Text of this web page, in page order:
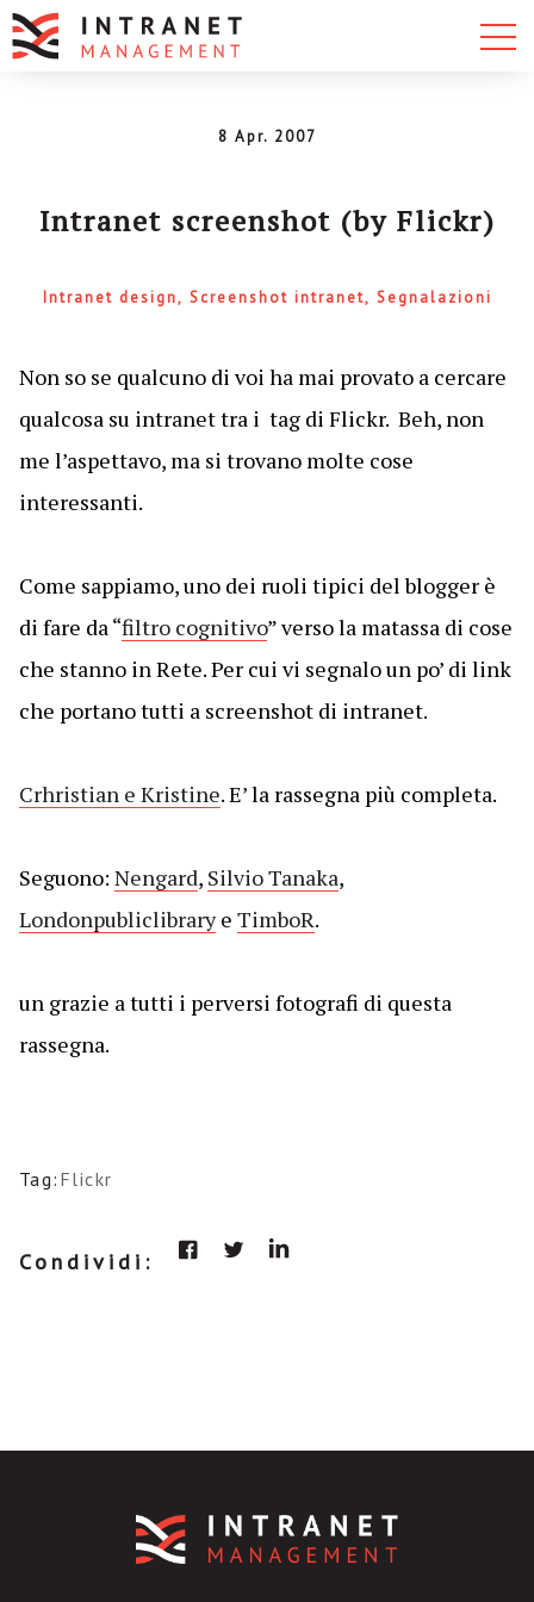
8 Apr. 2007
Intranet screenshot (by Flickr)
Intranet design Screenshot intranet Segnalazioni
Non so se qualcuno di voi ha mai provato a cercare
qualcosa su intranet tra i tag di Flickr. Beh, non
me l’aspettavo, ma si trovano molte cose
interessanti.
Come sappiamo, uno dei ruoli tipici del blogger è
di fare da “filtro cognitivo” verso la matassa di cose
che stanno in Rete. Per cui vi segnalo un po’ di link
che portano tutti a screenshot di intranet.
Crhristian e Kristine. E’ la rassegna più completa.
Seguono: Nengard, Silvio Tanaka,
Londonpubliclibrarye TimboR.
un grazie a tutti i perversi fotografi di questa
rassegna.
Tag: Flickr
Condividi: